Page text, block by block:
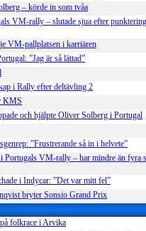
– körde in som tvåa
VM-rally – slutade sjua efter
VM-pallplatsen i karriären
”Jag är så lättad”
i Rally efter deltävling 2
KMS
och hjälpte Oliver Solberg i Portugal
”Frustrerande så in i helvete”
Portugals VM-rally – har mindre än fyra
i Indycar: ”Det var mitt fel”
bryter Sonsio Grand Prix
folkrace i Arvika